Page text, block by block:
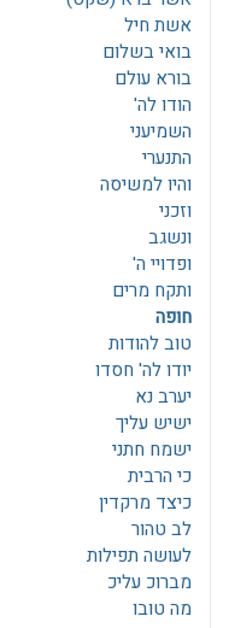
אשת חיל
בואי בשלום
בורא עולם
הודו לה'
השמיעני
התנערי
והיו למשיסה
וזכני
ונשגב
ופדויי ה'
ותקח מרים
חופה
טוב להודות
יודו לה' חסדו
יערב נא
ישיש עליך
ישמח חתני
כי הרבית
כיצד מרקדין
לב טהור
לעושה תפילות
מברוכ עליכ
מה טובו